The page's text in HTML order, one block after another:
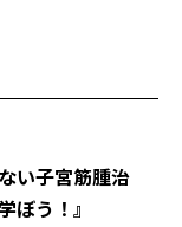
い子宮筋腫治
ぼう！』